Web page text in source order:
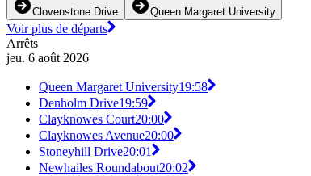
Clovenstone Drive Queen Margaret University
Voir plus de départs
Arrêts
jeu. 6 août 2026
Queen Margaret University19:58
Denholm Drive19:59
Clayknowes Court20:00
Clayknowes Avenue20:00
Stoneyhill Drive20:01
Newhailes Roundabout20:02